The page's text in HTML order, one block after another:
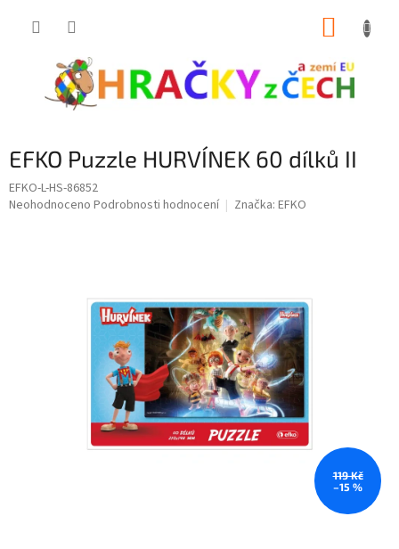
EFKO Puzzle HURVÍNEK 60 dílků II
EFKO-L-HS-86852
Průměrné
Neohodnoceno Podrobnosti hodnocení Značka: EFKO
119 Kč
–15 %